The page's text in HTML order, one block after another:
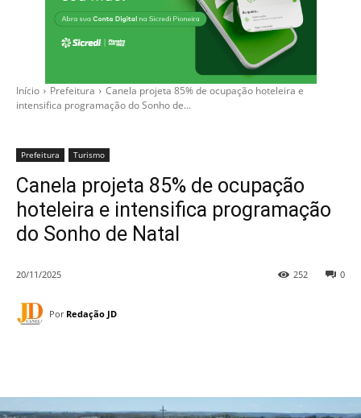
Início Prefeitura
Canela projeta 85% de ocupação hoteleira e
intensifica programação do Sonho de...
Prefeitura Turismo
Canela projeta 85% de ocupação
hoteleira e intensifica programação
do Sonho de Natal
20/11/2025 0
252
Por Redação JD